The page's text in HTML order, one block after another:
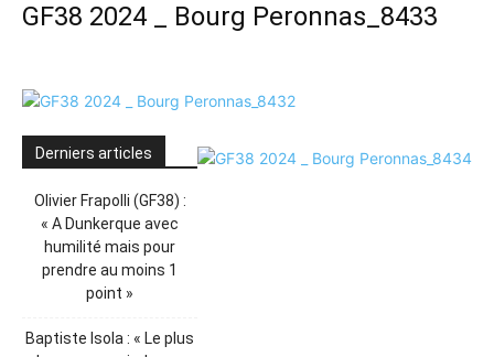
GF38 2024 _ Bourg Peronnas_8433
Derniers articles
Olivier Frapolli (GF38) :
« A Dunkerque avec
humilité mais pour
prendre au moins 1
point »
Baptiste Isola : « Le plus